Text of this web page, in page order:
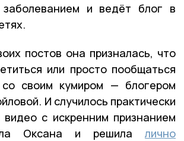
заболеванием и ведёт блог в
постов она призналась, что
или просто пообщаться
своим кумиром — блогером
И случилось практически
видео с искренним признанием
Оксана и решила лично